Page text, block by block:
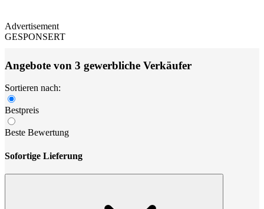
Advertisement
GESPONSERT
Angebote von 3 gewerbliche Verkäufer
Sortieren nach:
Bestpreis
Beste Bewertung
Sofortige Lieferung